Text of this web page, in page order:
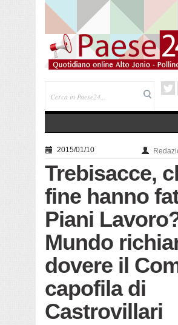
Saracena. Presentato “America”, il
Pandolfi che racconta
2015/01/10
Trebisacce,
fine hanno
Piani
Mundo
dovere il
capofila di
Castrovillari